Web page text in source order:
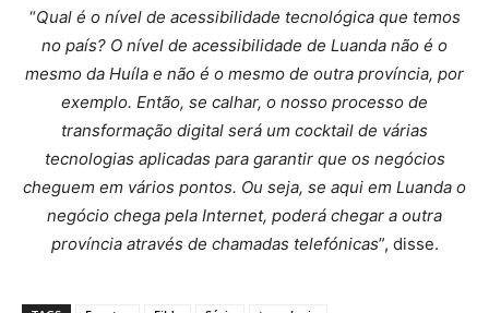
“Qual é o nível de acessibilidade tecnológica que temos
no país? O nível de acessibilidade de Luanda não é o
mesmo da Huíla e não é o mesmo de outra província, por
exemplo. Então, se calhar, o nosso processo de
transformação digital será um cocktail de várias
tecnologias aplicadas para garantir que os negócios
cheguem em vários pontos. Ou seja, se aqui em Luanda o
negócio chega pela Internet, poderá chegar a outra
província através de chamadas telefónicas”, disse.